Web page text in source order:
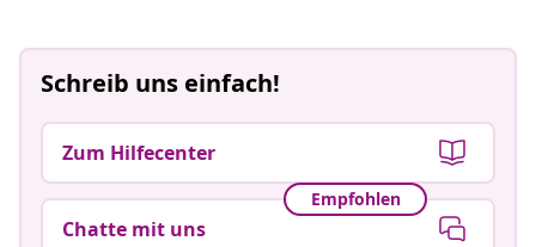
Schreib uns einfach!
Zum Hilfecenter
Empfohlen
Chatte mit uns